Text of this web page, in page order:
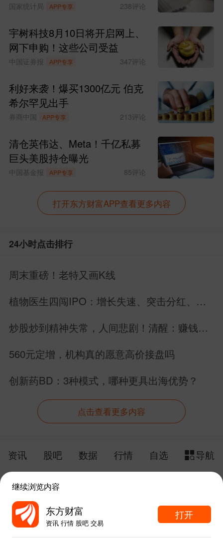
国家统计局 APP专享 238评论
宇树科技8月10日将开启网上、
网下申购！这些公司受益
中国证券报 APP专享 347评论
利好来袭！爆买1300亿元 伯克
希尔罕见出手
券商中国 APP专享 213评论
清仓英伟达、Meta！千亿私募
巨头美股持仓曝光
中国基金报 APP专享 85评论
打开东方财富APP查看更多内容
24小时点击排行
周末重磅！老特又画K线
植物医生四闯IPO：增长失速、突击分红、内
炒股炒到精神失常，人间悲剧！清醒：赚钱永
560元定增，机构真的愿意高价接盘吗
创新药BD：3种模式，哪种更具出海优势？
点击查看更多内容
资讯 股吧 数据 行情 自选
导航
给网站提点意见 下载APP
东方财富APP内打开
继续浏览内容
东方财富
资讯 行情 股吧 交易
打开